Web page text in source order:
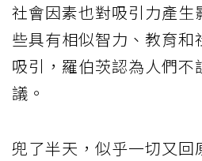
社會因素也對吸引力產生
些具有相似智力、教育和
吸引，羅伯茨認為人們不
議。
兜了半天，似乎一切又回